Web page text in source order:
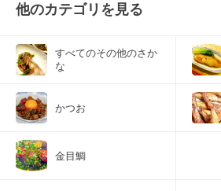
他のカテゴリを見る
すべてのその他のさか
な
かつお
金目鯛